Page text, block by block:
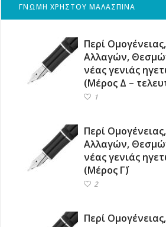
ΓΝΩΜΗ ΧΡΗΣΤΟΥ ΜΑΛΑΣΠΙΝΑ
Περί Ομογένειας,
Αλλαγών,
νέας γενιάς
(Μέρος Δ –
1
Περί Ομογένειας,
Αλλαγών,
νέας γενιάς
(Μέρος Γ΄)
2
Περί Ομογένειας,